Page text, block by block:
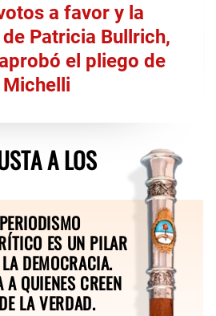
a favor y la
Patricia Bullrich,
el pliego de
Michelli
A LOS
ES UN PILAR
DEMOCRACIA.
QUIENES CREEN
LA VERDAD.